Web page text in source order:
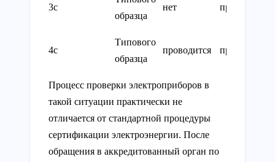
3с
образца
нет проводится
4с
Типового
образца
проводится проводится
Процесс проверки электроприборов в
такой ситуации практически не
отличается от стандартной процедуры
сертификации электроэнергии. После
обращения в аккредитованный орган по